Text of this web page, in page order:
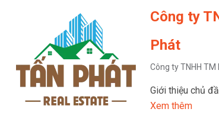
Công ty
Phát
Công ty TNHH TM
Giới thiệu chủ
Xem thêm